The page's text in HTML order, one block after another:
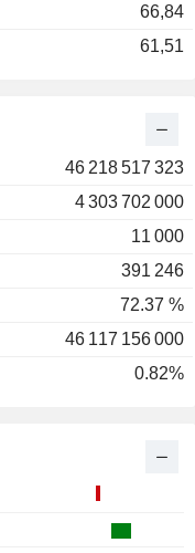
46 218 517 323
4 303 702 000
11 000
391 246
72.37 %
46 117 156 000
0.82%
66,84
61,51